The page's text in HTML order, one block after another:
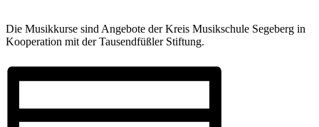
Die Musikkurse sind Angebote der Kreis Musikschule Segeberg in
Kooperation mit der Tausendfüßler Stiftung.